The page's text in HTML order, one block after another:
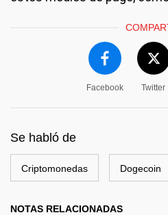
Facebook Twitter
Se habló de
Criptomonedas Dogecoin
NOTAS RELACIONADAS